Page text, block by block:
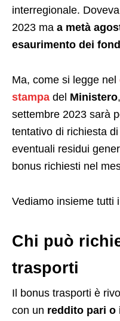
interregionale.
2023 ma a metà
esaurimento dei
Ma, come si legge nel
stampa del Ministero
settembre 2023 sarà
tentativo di richiesta
eventuali residui
bonus richiesti nel
Vediamo insieme tutti
Chi può
trasporti
Il bonus trasporti è
con un reddito pari o